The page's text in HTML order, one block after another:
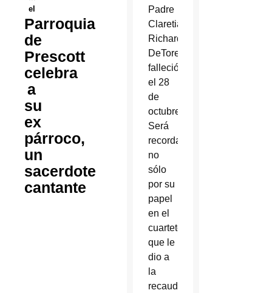
el
Parroquia
de
Prescott
celebra
a
su
ex
párroco,
un
sacerdote
cantante
Padre
Claretiano
Richard
DeTore
falleció
el 28
de
octubre.
Será
recordado
no
sólo
por su
papel
en el
cuarteto
que le
dio a
la
recaudación